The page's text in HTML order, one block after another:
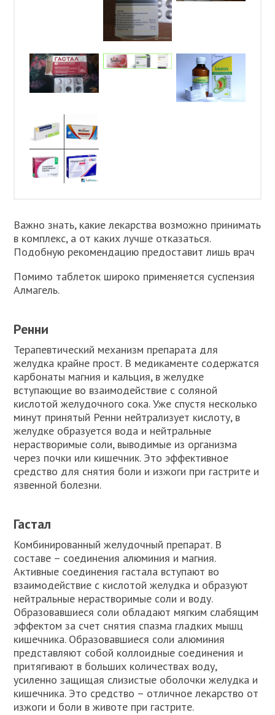
Важно знать, какие лекарства возможно принимать
в комплекс, а от каких лучше отказаться.
Подобную рекомендацию предоставит лишь врач
Помимо таблеток широко применяется суспензия
Алмагель.
Ренни
Терапевтический механизм препарата для
желудка крайне прост. В медикаменте содержатся
карбонаты магния и кальция, в желудке
вступающие во взаимодействие с соляной
кислотой желудочного сока. Уже спустя несколько
минут принятый Ренни нейтрализует кислоту, в
желудке образуется вода и нейтральные
нерастворимые соли, выводимые из организма
через почки или кишечник. Это эффективное
средство для снятия боли и изжоги при гастрите и
язвенной болезни.
Гастал
Комбинированный желудочный препарат. В
составе – соединения алюминия и магния.
Активные соединения гастала вступают во
взаимодействие с кислотой желудка и образуют
нейтральные нерастворимые соли и воду.
Образовавшиеся соли обладают мягким слабящим
эффектом за счет снятия спазма гладких мышц
кишечника. Образовавшиеся соли алюминия
представляют собой коллоидные соединения и
притягивают в больших количествах воду,
усиленно защищая слизистые оболочки желудка и
кишечника. Это средство – отличное лекарство от
изжоги и боли в животе при гастрите.